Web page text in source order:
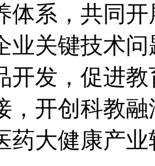
体系，共同
业关键技术
开发，促进
，开创科教
药大健康产